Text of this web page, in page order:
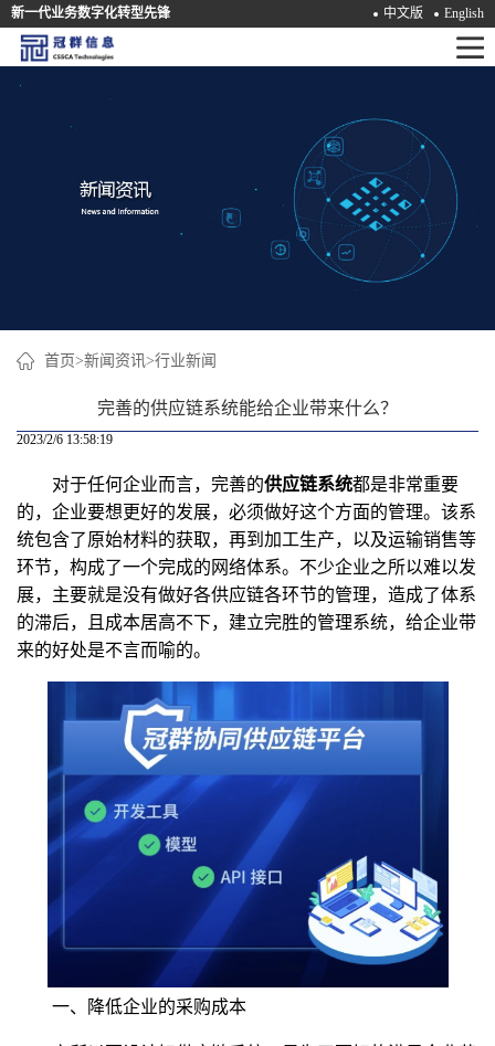
新一代业务数字化转型先锋 中文版 English
首
首页>新闻资讯>行业新闻
完善的供应链系统能给企业带来什么？
2023/2/6 13:58:19
对于任何企业而言，完善的供应链系统都是非常重要
的，企业要想更好的发展，必须做好这个方面的管理。该系
统包含了原始材料的获取，再到加工生产，以及运输销售等
环节，构成了一个完成的网络体系。不少企业之所以难以发
展，主要就是没有做好各供应链各环节的管理，造成了体系
的滞后，且成本居高不下，建立完胜的管理系统，给企业带
来的好处是不言而喻的。
一、降低企业的采购成本